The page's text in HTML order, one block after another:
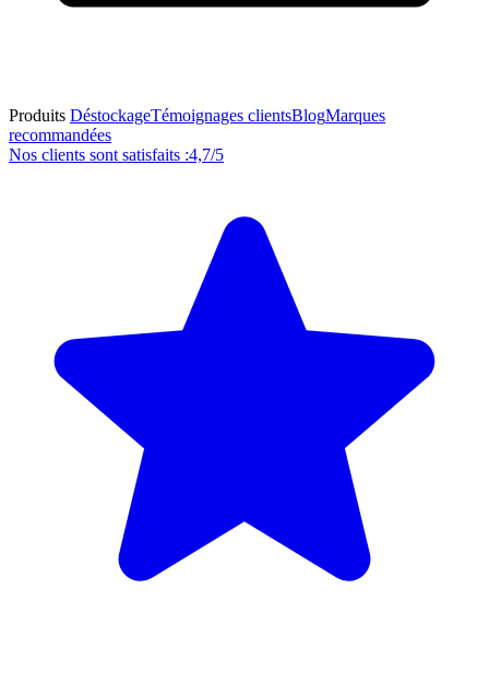
Produits DéstockageTémoignages clientsBlogMarques
recommandées
Nos clients sont satisfaits :4,7/5